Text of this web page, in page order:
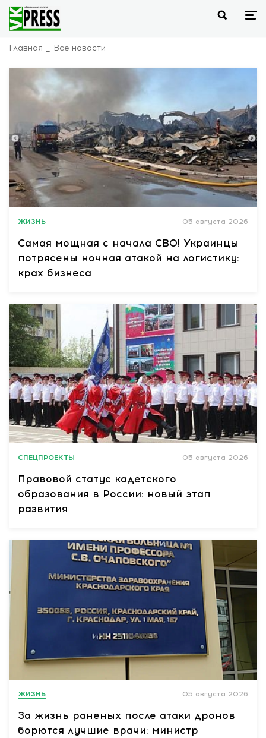
Главная Все новости
ЖИЗНЬ 05 августа 2026
Самая мощная с начала СВО! Украинцы
потрясены ночная атакой на логистику:
крах бизнеса
СПЕЦПРОЕКТЫ 05 августа 2026
Правовой статус кадетского
образования в России: новый этап
развития
ЖИЗНЬ 05 августа 2026
За жизнь раненых после атаки дронов
борются лучшие врачи: министр